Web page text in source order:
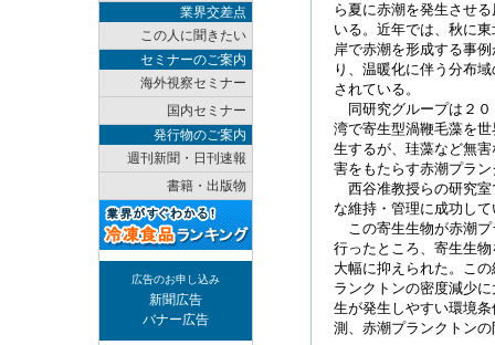
業界交差点
この人に聞きたい
セミナーのご案内
海外視察セミナー
国内セミナー
発行物のご案内
週刊新聞・日刊速報
書籍・出版物
広告のお申し込み
新聞広告
バナー広告
ら夏に赤潮を発生させ
いる。近年では、秋に
岸で赤潮を形成する事
り、温暖化に伴う分布
されている。
同研究グループは２０
湾で寄生型渦鞭毛藻を
生するが、珪藻など無
害をもたらす赤潮プラ
西谷准教授らの研究室
な維持・管理に成功して
この寄生生物が赤潮プ
行ったところ、寄生生
大幅に抑えられた。こ
ランクトンの密度減少
生が発生しやすい環境
測、赤潮プランクトン